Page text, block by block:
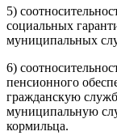
5)
социальных
муниципальных
6)
пенсионного
гражданскую
муниципальную
кормильца.